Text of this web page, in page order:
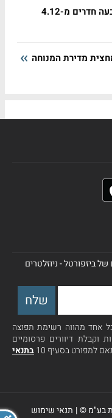
תל בנימין: באותו בניין ירדו ארבעה חדרים מ-4.12
ביזפורטל - ניוזלטרים
אחד מהווה רשימת תפוצה
וקבלת דיוורים פרסומיים
למפורט בסעיף 10
בתנאי
בע"מ ©| תנאי שימוש